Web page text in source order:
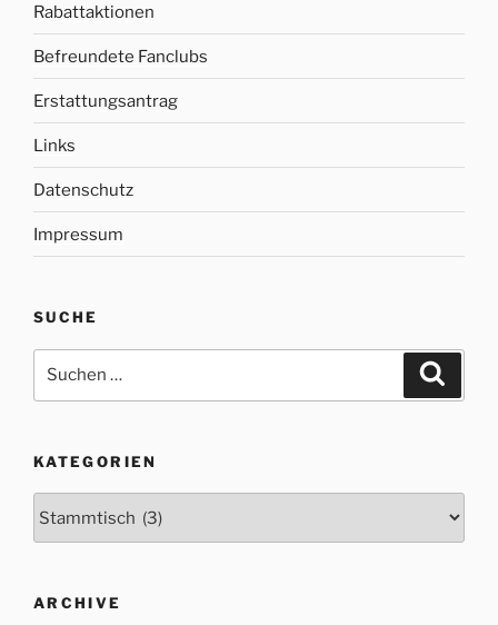
Rabattaktionen
Befreundete Fanclubs
Erstattungsantrag
Links
Datenschutz
Impressum
SUCHE
nach:
KATEGORIEN
ARCHIVE